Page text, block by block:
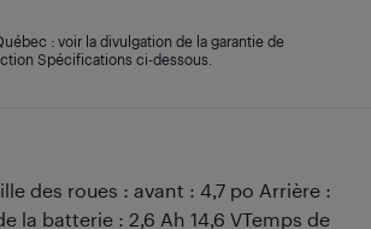
des roues : avant : 4,7 po Arrière :
la batterie : 2,6 Ah 14,6 VTemps de
: voir la divulgation de la garantie de
Spécifications ci-dessous.